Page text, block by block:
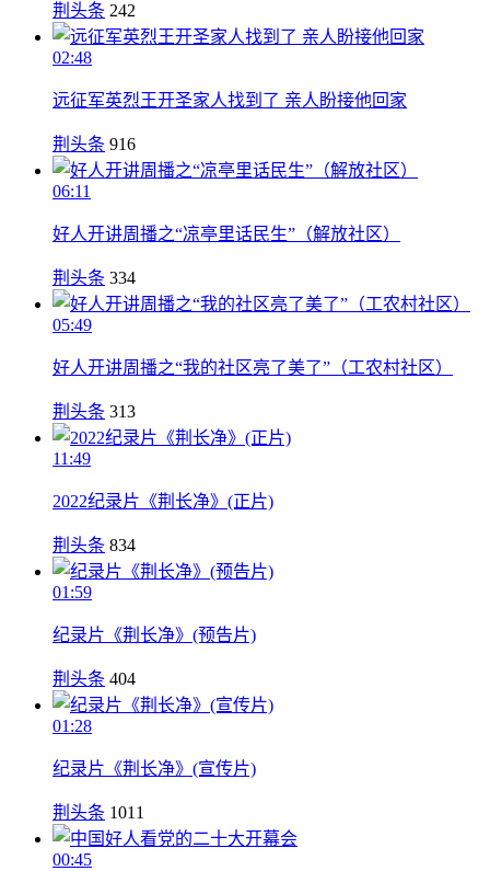
荆头条 242
02:48
远征军英烈王开圣家人找到了 亲人盼接他回家
荆头条 916
06:11
好人开讲周播之“凉亭里话民生”（解放社区）
荆头条 334
05:49
好人开讲周播之“我的社区亮了美了”（工农村社区）
荆头条 313
11:49
2022纪录片《荆长净》(正片)
荆头条 834
01:59
纪录片《荆长净》(预告片)
荆头条 404
01:28
纪录片《荆长净》(宣传片)
荆头条 1011
00:45